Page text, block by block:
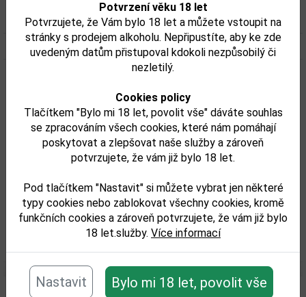
Potvrzení věku 18 let
Potvrzujete, že Vám bylo 18 let a můžete vstoupit na
stránky s prodejem alkoholu. Nepřipustíte, aby ke zde
uvedeným datům přistupoval kdokoli nezpůsobilý či
nezletilý.
Cookies policy
Tlačítkem "Bylo mi 18 let, povolit vše" dáváte souhlas
se zpracováním všech cookies, které nám pomáhají
poskytovat a zlepšovat naše služby a zároveň
potvrzujete, že vám již bylo 18 let.
Pod tlačítkem "Nastavit" si můžete vybrat jen některé
typy cookies nebo zablokovat všechny cookies, kromě
funkčních cookies a zároveň potvrzujete, že vám již bylo
18 let.služby. Více informací
Nastavit Bylo mi 18 let, povolit vše
Obsah alkoholu obj. %: 40
Objem obalu (L): 0,7